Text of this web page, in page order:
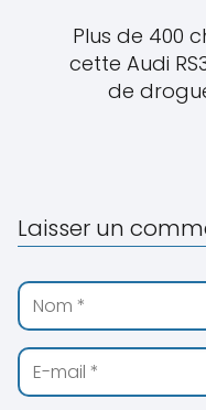
Plus de 400
cette Audi
de
Laisser un